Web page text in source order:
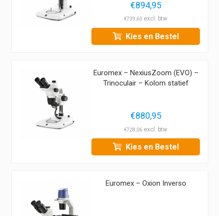
€894,95
€739,63
Kies en Bestel
Euromex – NexiusZoom (EVO) –
Trinoculair – Kolom statief
€880,95
€728,06
Kies en Bestel
Euromex – Oxion Inverso